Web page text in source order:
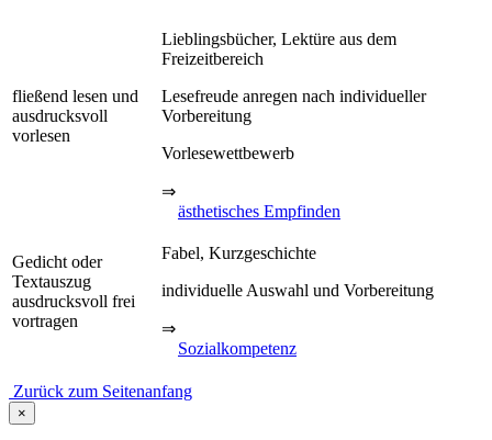
fließend lesen und
ausdrucksvoll
vorlesen
Lieblingsbücher, Lektüre aus dem
Freizeitbereich
Lesefreude anregen nach individueller
Vorbereitung
Vorlesewettbewerb
⇒
ästhetisches Empfinden
Gedicht oder
Textauszug
ausdrucksvoll frei
vortragen
Fabel, Kurzgeschichte
individuelle Auswahl und Vorbereitung
⇒
Sozialkompetenz
Zurück zum Seitenanfang
×